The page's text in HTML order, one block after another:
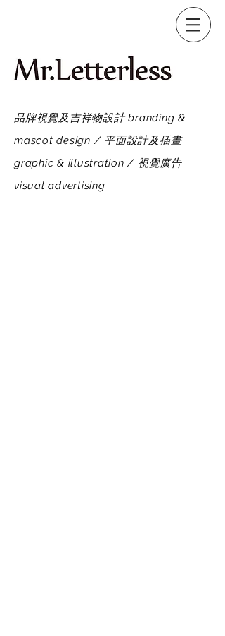
品牌視覺及吉祥物設計 branding &
mascot design / 平面設計及插畫
graphic & illustration / 視覺廣告
visual advertising